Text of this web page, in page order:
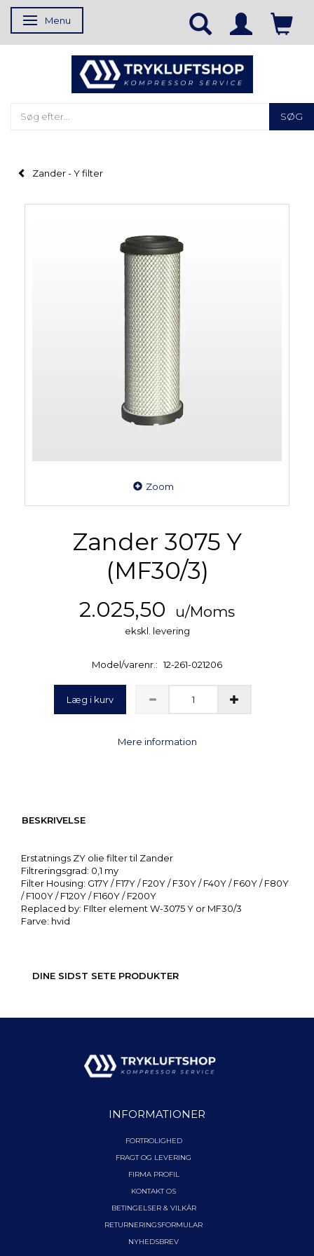
Skifte navigation
Menu
SØG
Zander - Y filter
Zoom
Zander 3075 Y
(MF30/3)
2.025,50 u/Moms
ekskl. levering
Model/varenr.: 12-261-021206
Læg i kurv
Mere information
BESKRIVELSE
Erstatnings ZY olie filter til Zander
Filtreringsgrad: 0,1 my
Filter Housing: G17Y / F17Y / F20Y / F30Y / F40Y / F60Y / F80Y
/ F100Y / F120Y / F160Y / F200Y
Replaced by: FIlter element W-3075 Y or MF30/3
Farve: hvid
DINE SIDST SETE PRODUKTER
INFORMATIONER
FORTROLIGHED
FRAGT OG LEVERING
FIRMA PROFIL
KONTAKT OS
BETINGELSER & VILKÅR
RETURNERINGSFORMULAR
NYHEDSBREV